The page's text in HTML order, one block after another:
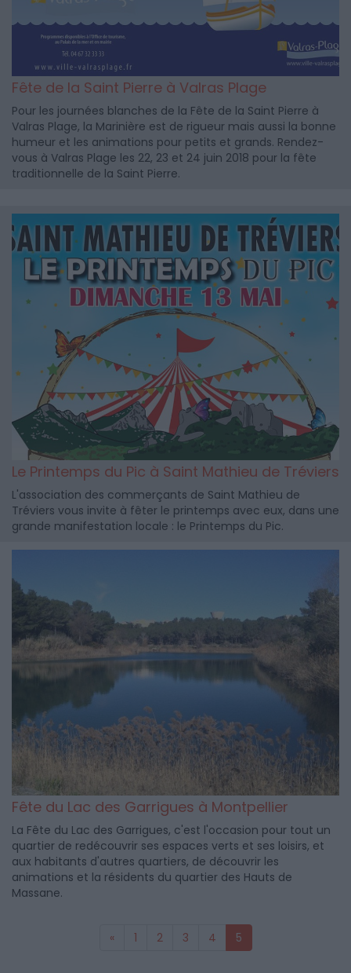
Fête de la Saint Pierre à Valras Plage
Pour les journées blanches de la Fête de la Saint Pierre à
Valras Plage, la Marinière est de rigueur mais aussi la bonne
humeur et les animations pour petits et grands. Rendez-
vous à Valras Plage les 22, 23 et 24 juin 2018 pour la fête
traditionnelle de la Saint Pierre.
Le Printemps du Pic à Saint Mathieu de Tréviers
L'association des commerçants de Saint Mathieu de
Tréviers vous invite à fêter le printemps avec eux, dans une
grande manifestation locale : le Printemps du Pic.
Fête du Lac des Garrigues à Montpellier
La Fête du Lac des Garrigues, c'est l'occasion pour tout un
quartier de redécouvrir ses espaces verts et ses loisirs, et
aux habitants d'autres quartiers, de découvrir les
animations et la résidents du quartier des Hauts de
Massane.
« 1 2 3 4 5